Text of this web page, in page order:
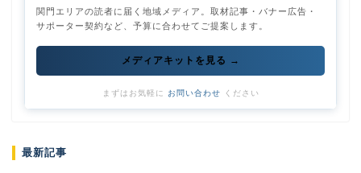
関門エリアの読者に届く地域メディア。取材記事・バナー広告・
サポーター契約など、予算に合わせてご提案します。
メディアキットを見る →
まずはお気軽に お問い合わせ ください
最新記事